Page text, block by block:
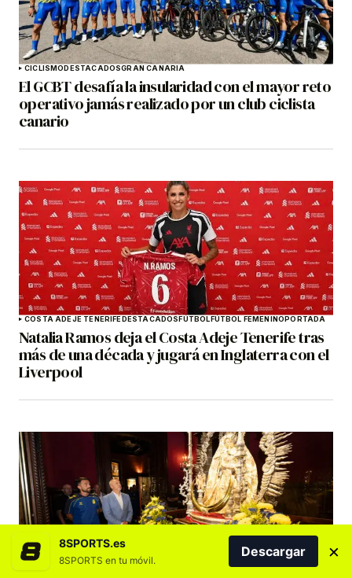
CICLISMODESTACADOSGRAN CANARIA
El GCBT desafía la insularidad con el mayor reto
operativo jamás realizado por un club ciclista
canario
COSTA ADEJE TENERIFEDESTACADOSFÚTBOLFÚTBOL FEMENINOPORTADA
Natalia Ramos deja el Costa Adeje Tenerife tras
más de una década y jugará en Inglaterra con el
Liverpool
DESTACADOS
8SPORTS.es
8SPORTS en tu móvil.
Descargar ×